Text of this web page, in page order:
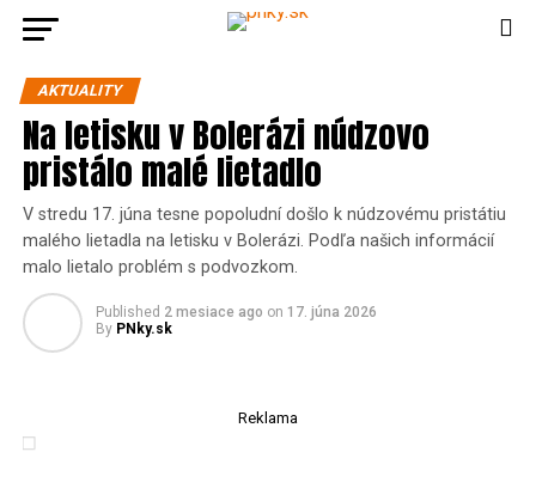
AKTUALITY
Na letisku v Bolerázi núdzovo
pristálo malé lietadlo
V stredu 17. júna tesne popoludní došlo k núdzovému pristátiu
malého lietadla na letisku v Bolerázi. Podľa našich informácií
malo lietalo problém s podvozkom.
Published 2 mesiace ago on 17. júna 2026
By PNky.sk
Reklama